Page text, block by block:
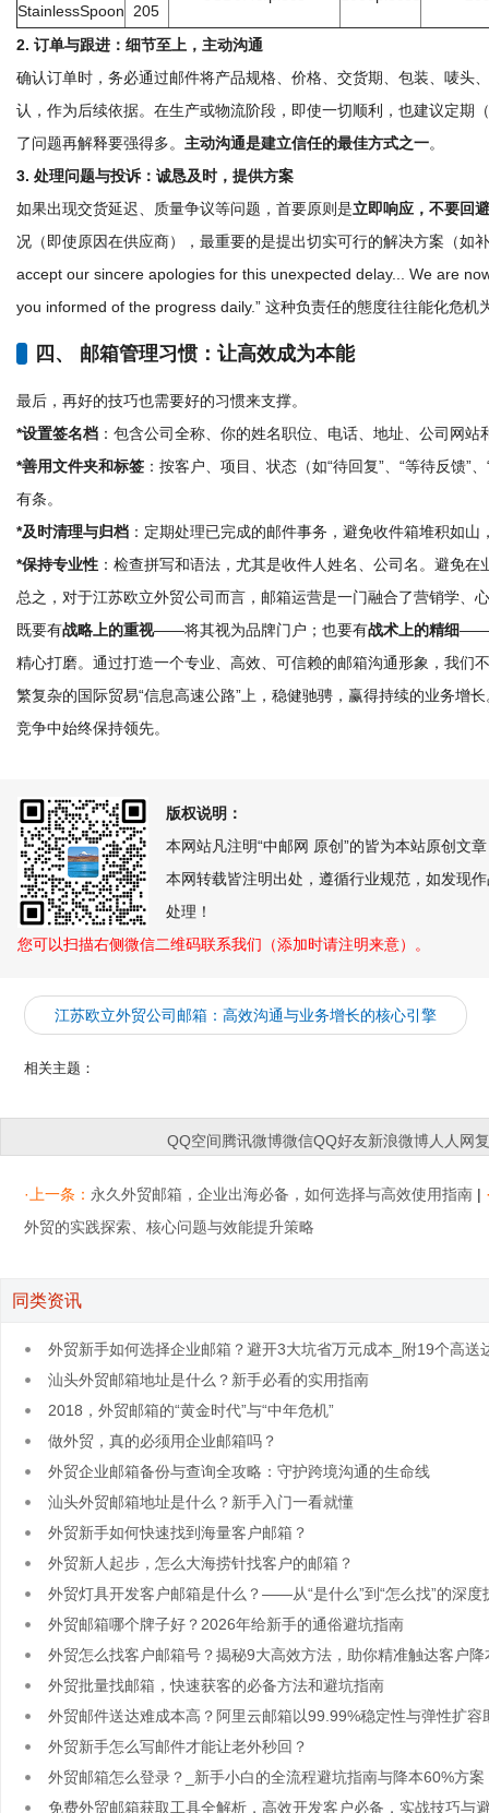
StainlessSpoon
205
2. 订单与跟进：细节至上，主动沟通
确认订单时，务必通过邮件将产品规格、价格、交货期、包装、唛头
认，作为后续依据。在生产或物流阶段，即使一切顺利，也建议定期
了问题再解释要强得多。 主动沟通是建立信任的最佳方式之一。
3. 处理问题与投诉：诚恳及时，提供方案
如果出现交货延迟、质量争议等问题，首要原则是立即响应，不要回避
况（即使原因在供应商），最重要的是提出切实可行的解决方案（如
accept our sincere apologies for this unexpected delay... We are
you informed of the progress daily.” 这种负责任的態度往往能化危机
四、 邮箱管理习惯：让高效成为本能
最后，再好的技巧也需要好的习惯来支撑。
*设置签名档：包含公司全称、你的姓名职位、电话、地址、公司网
*善用文件夹和标签：按客户、项目、状态（如“待回复”、“等待反馈”
有条。
*及时清理与归档：定期处理已完成的邮件事务，避免收件箱堆积如山
*保持专业性：检查拼写和语法，尤其是收件人姓名、公司名。避免
总之，对于江苏欧立外贸公司而言，邮箱运营是一门融合了营销学、
既要有战略上的重视——将其视为品牌门户；也要有战术上的精细——
精心打磨。通过打造一个专业、高效、可信赖的邮箱沟通形象，我们
繁复杂的国际贸易“信息高速公路”上，稳健驰骋，赢得持续的业务增
竞争中始终保持领先。
版权说明：
本网站凡注明“中邮网 原创”的皆为本站原创文
本网转载皆注明出处，遵循行业规范，如发现
处理！
您可以扫描右侧微信二维码联系我们（添加时请注明来意）。
江苏欧立外贸公司邮箱：高效沟通与业务增长的核心引擎
相关主题：
QQ空间腾讯微博微信QQ好友新浪微博人人网
·上一条： 永久外贸邮箱，企业出海必备，如何选择与高效使用指南|
外贸的实践探索、核心问题与效能提升策略
同类资讯
外贸新手如何选择企业邮箱？避开3大坑省万元成本_附19个高送
汕头外贸邮箱地址是什么？新手必看的实用指南
2018，外贸邮箱的“黄金时代”与“中年危机”
做外贸，真的必须用企业邮箱吗？
外贸企业邮箱备份与查询全攻略：守护跨境沟通的生命线
汕头外贸邮箱地址是什么？新手入门一看就懂
外贸新手如何快速找到海量客户邮箱？
外贸新人起步，怎么大海捞针找客户的邮箱？
外贸灯具开发客户邮箱是什么？——从“是什么”到“怎么找”的深度
外贸邮箱哪个牌子好？2026年给新手的通俗避坑指南
外贸怎么找客户邮箱号？揭秘9大高效方法，助你精准触达客户降
外贸批量找邮箱，快速获客的必备方法和避坑指南
外贸邮件送达难成本高？阿里云邮箱以99.99%稳定性与弹性扩容
外贸新手怎么写邮件才能让老外秒回？
外贸邮箱怎么登录？_新手小白的全流程避坑指南与降本60%方案
免费外贸邮箱获取工具全解析，高效开发客户必备，实战技巧与